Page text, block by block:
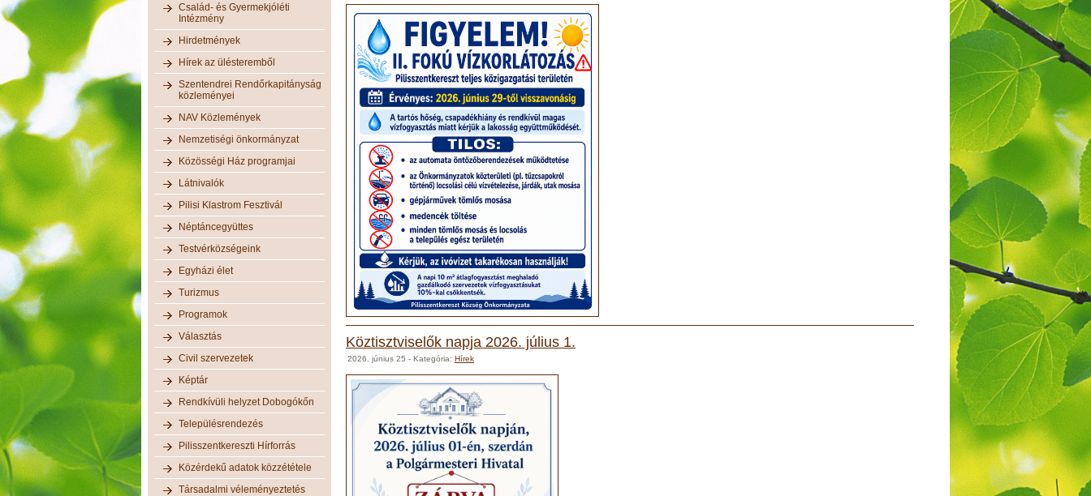
Család- és Gyermekjóléti
Intézmény
Hirdetmények
Hírek az ülésteremből
Szentendrei Rendőrkapitányság
közleményei
NAV Közlemények
Nemzetiségi önkormányzat
Közösségi Ház programjai
Látnivalók
Pilisi Klastrom Fesztivál
Néptáncegyüttes
Testvérközségeink
Egyházi élet
Turizmus
Programok
Választás
Civil szervezetek
Képtár
Rendkívüli helyzet Dobogókőn
Településrendezés
Pilisszentkereszti Hírforrás
Közérdekű adatok közzététele
Társadalmi véleményeztetés
Köztisztviselők napja 2026. július 1.
2026. június 25 - Kategória: Hírek